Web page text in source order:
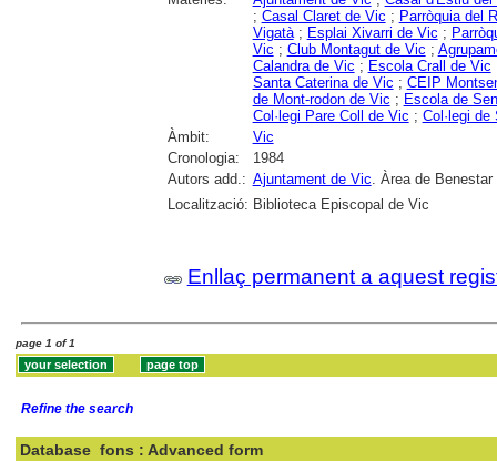
; Casal Claret de Vic ; Parròquia del
Vigatà; Esplai Xivarri de Vic ;
Vic ; Club Montagut de Vic ;
Calandra de Vic ; Escola Crall de Vic
Santa Caterina de Vic ; CEIP
de Mont-rodon de Vic ; Escola de
Col·legi Pare Coll de Vic ; Col·legi
Àmbit:
Vic
Cronologia:
1984
Autors add.: Ajuntament de Vic . Àrea de
Localització: Biblioteca Episcopal de Vic
Enllaç permanent a aquest
page 1 of 1
Refine the search
Database fons : Advanced form